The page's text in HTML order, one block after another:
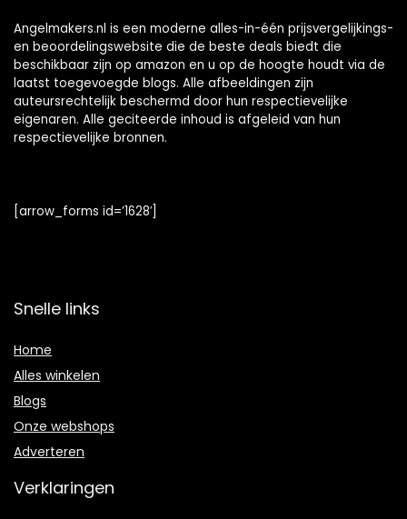
Angelmakers.nl is een moderne alles-in-één prijsvergelijkings-
en beoordelingswebsite die de beste deals biedt die
beschikbaar zijn op amazon en u op de hoogte houdt via de
laatst toegevoegde blogs. Alle afbeeldingen zijn
auteursrechtelijk beschermd door hun respectievelijke
eigenaren. Alle geciteerde inhoud is afgeleid van hun
respectievelijke bronnen.
[arrow_forms id=’1628′]
Snelle links
Home
Alles winkelen
Blogs
Onze webshops
Adverteren
Verklaringen